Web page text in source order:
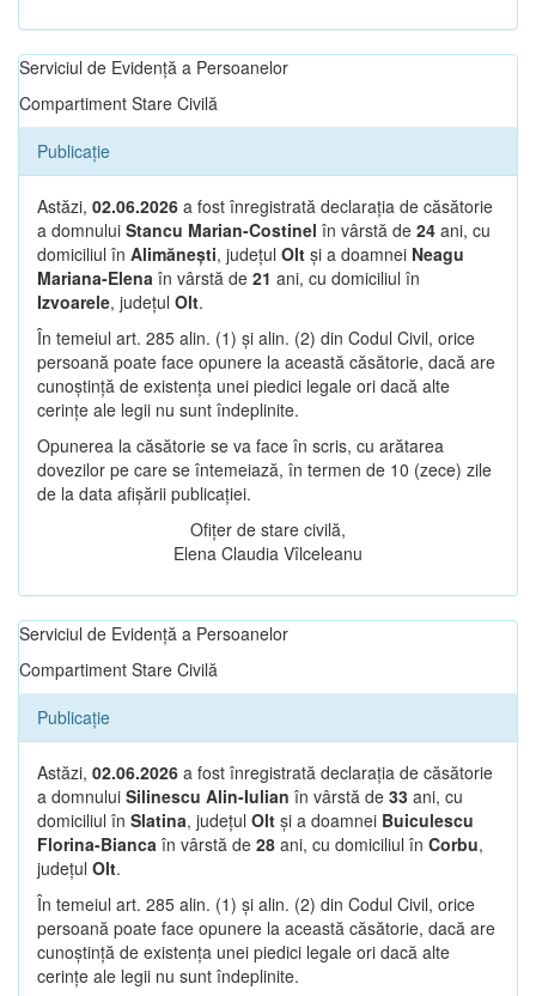
Serviciul de Evidență a Persoanelor
Compartiment Stare Civilă
Publicație
Astăzi, 02.06.2026 a fost înregistrată declarația de căsătorie
a domnului Stancu Marian-Costinel în vârstă de 24 ani, cu
domiciliul în Alimănești, județul Olt și a doamnei Neagu
Mariana-Elena în vârstă de 21 ani, cu domiciliul în
Izvoarele, județul Olt.
În temeiul art. 285 alin. (1) și alin. (2) din Codul Civil, orice
persoană poate face opunere la această căsătorie, dacă are
cunoștință de existența unei piedici legale ori dacă alte
cerințe ale legii nu sunt îndeplinite.
Opunerea la căsătorie se va face în scris, cu arătarea
dovezilor pe care se întemeiază, în termen de 10 (zece) zile
de la data afișării publicației.
Ofițer de stare civilă,
Elena Claudia Vîlceleanu
Serviciul de Evidență a Persoanelor
Compartiment Stare Civilă
Publicație
Astăzi, 02.06.2026 a fost înregistrată declarația de căsătorie
a domnului Silinescu Alin-Iulian în vârstă de 33 ani, cu
domiciliul în Slatina, județul Olt și a doamnei Buiculescu
Florina-Bianca în vârstă de 28 ani, cu domiciliul în Corbu,
județul Olt.
În temeiul art. 285 alin. (1) și alin. (2) din Codul Civil, orice
persoană poate face opunere la această căsătorie, dacă are
cunoștință de existența unei piedici legale ori dacă alte
cerințe ale legii nu sunt îndeplinite.